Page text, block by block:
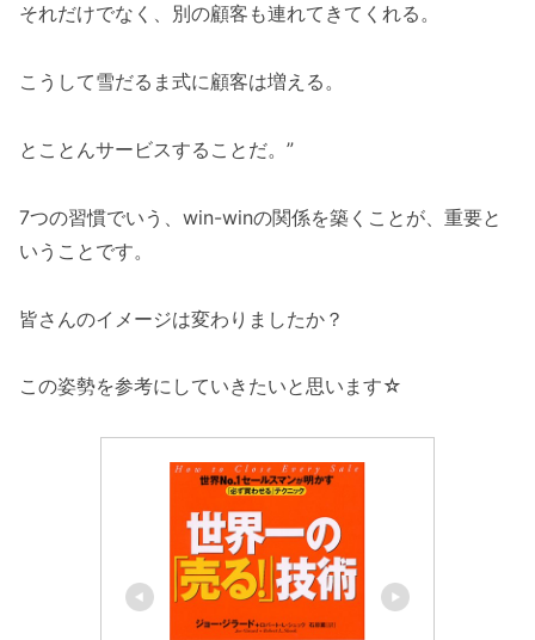
それだけでなく、別の顧客も連れてきてくれる。
こうして雪だるま式に顧客は増える。
とことんサービスすることだ。”
7つの習慣でいう、win-winの関係を築くことが、重要と
いうことです。
皆さんのイメージは変わりましたか？
この姿勢を参考にしていきたいと思います☆